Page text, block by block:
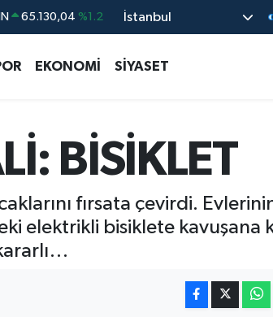
47,7106 %0.17
%-19
65.130,04 %1.2
İstanbul
EKONOMİ SİYASET
BİSİKLET
fırsata çevirdi.
elektrikli bisiklete kavuşana